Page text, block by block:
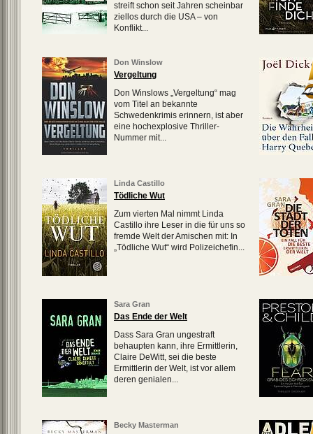
streift schon seit Jahren scheinbar
ziellos durch die USA – von
Konflikt...
Don Winslow
Vergeltung
Don Winslows „Vergeltung“ mag
vom Titel an bekannte
Schwedenkrimis erinnern, ist aber
eine hochexplosive Thriller-
Nummer mit...
Linda Castillo
Tödliche Wut
Zum vierten Mal nimmt Linda
Castillo ihre Leser in die für uns so
fremde Welt der Amischen mit: In
„Tödliche Wut“ wird Polizeichefin...
Sara Gran
Das Ende der Welt
Dass Sara Gran ungestraft
behaupten kann, ihre Ermittlerin,
Claire DeWitt, sei die beste
Ermittlerin der Welt, ist vor allem
deren genialen...
Becky Masterman